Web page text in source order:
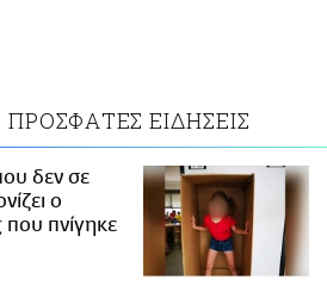
ΠΡΟΣΦΑΤΕΣ ΕΙΔΗΣΕΙΣ
δεν σε
ο
που πνίγηκε